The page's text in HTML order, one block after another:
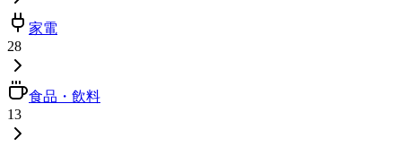
家電
28
食品・飲料
13